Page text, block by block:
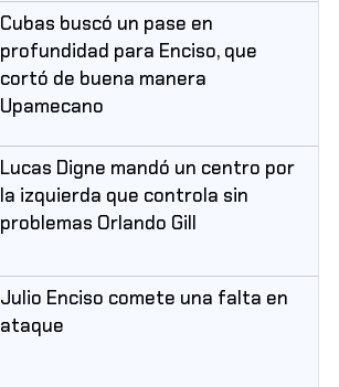
Cubas buscó un pase en
profundidad para Enciso, que
cortó de buena manera
Upamecano
Lucas Digne mandó un centro por
la izquierda que controla sin
problemas Orlando Gill
Julio Enciso comete una falta en
ataque